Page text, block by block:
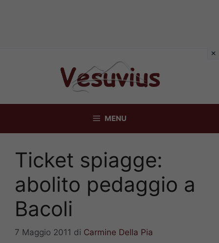
MENU
Ticket spiagge:
abolito pedaggio a
Bacoli
7 Maggio 2011 di Carmine Della Pia